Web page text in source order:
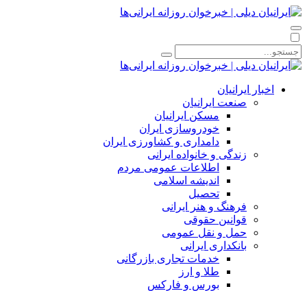
اخبار ایرانیان
صنعت ایرانیان
مسکن ایرانیان
خودروسازی ایران
دامداری و کشاورزی ایران
زندگی و خانواده ایرانی
اطلاعات عمومی مردم
اندیشه اسلامی
تحصیل
فرهنگ و هنر ایرانی
قوانین حقوقی
حمل و نقل عمومی
بانکداری ایرانی
خدمات تجاری بازرگانی
طلا و ارز
بورس و فارکس